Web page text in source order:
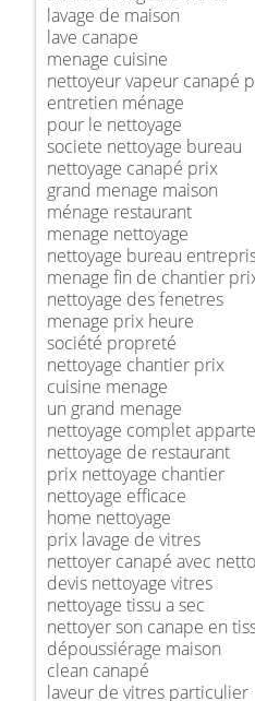
lavage de maison
lave canape
menage cuisine
nettoyeur vapeur canapé
entretien ménage
pour le nettoyage
societe nettoyage bureau
nettoyage canapé prix
grand menage maison
ménage restaurant
menage nettoyage
nettoyage bureau
menage fin de chantier
nettoyage des fenetres
menage prix heure
société propreté
nettoyage chantier prix
cuisine menage
un grand menage
nettoyage complet
nettoyage de restaurant
prix nettoyage chantier
nettoyage efficace
home nettoyage
prix lavage de vitres
nettoyer canapé avec
devis nettoyage vitres
nettoyage tissu a sec
nettoyer son canape en
dépoussiérage maison
clean canapé
laveur de vitres particulier